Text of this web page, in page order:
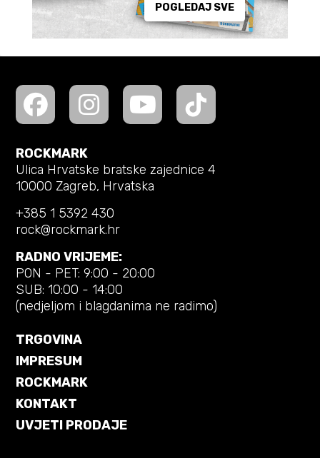
POGLEDAJ SVE
ROCKMARK
Ulica Hrvatske bratske zajednice 4
10000 Zagreb, Hrvatska
+385 1 5392 430
rock@rockmark.hr
RADNO VRIJEME:
PON - PET: 9:00 - 20:00
SUB: 10:00 - 14:00
(nedjeljom i blagdanima ne radimo)
TRGOVINA
IMPRESUM
ROCKMARK
KONTAKT
UVJETI PRODAJE